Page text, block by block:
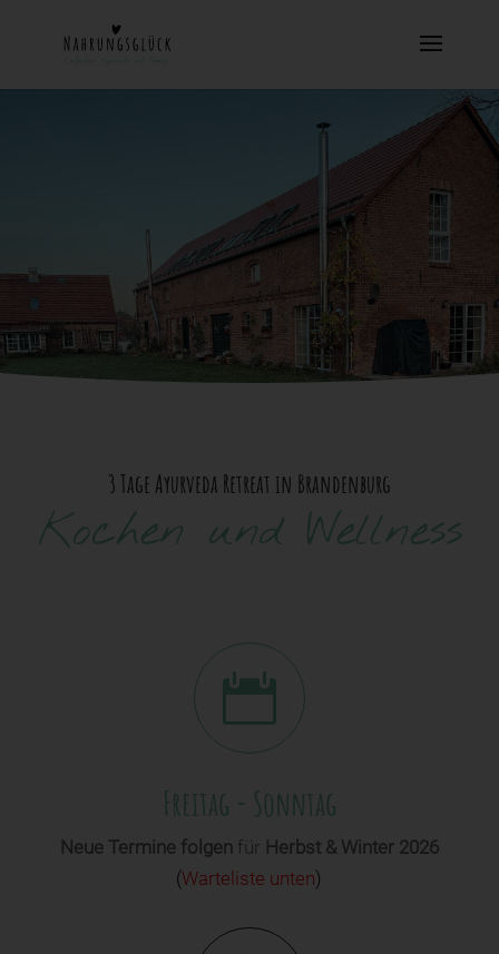
3 Tage Ayurveda Retreat in Brandenburg
Kochen und Wellness

Freitag - Sonntag
Neue Termine folgen für Herbst & Winter 2026
(Warteliste unten)